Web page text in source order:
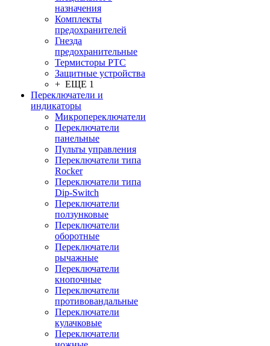
назначения
Комплекты
предохранителей
Гнезда
предохранительные
Термисторы PTC
Защитные устройства
+ ЕЩЕ 1
Переключатели и
индикаторы
Микропереключатели
Переключатели
панельные
Пульты управления
Переключатели типа
Rocker
Переключатели типа
Dip-Switch
Переключатели
ползунковые
Переключатели
оборотные
Переключатели
рычажные
Переключатели
кнопочные
Переключатели
противовандальные
Переключатели
кулачковые
Переключатели